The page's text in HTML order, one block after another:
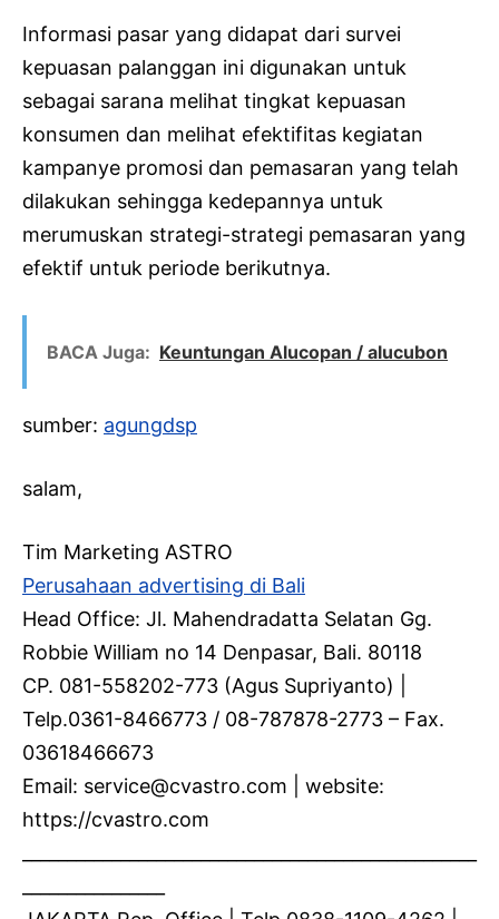
Informasi pasar yang didapat dari survei
kepuasan palanggan ini digunakan untuk
sebagai sarana melihat tingkat kepuasan
konsumen dan melihat efektifitas kegiatan
kampanye promosi dan pemasaran yang telah
dilakukan sehingga kedepannya untuk
merumuskan strategi-strategi pemasaran yang
efektif untuk periode berikutnya.
BACA Juga: Keuntungan Alucopan / alucubon
sumber: agungdsp
salam,
Tim Marketing ASTRO
Perusahaan advertising di Bali
Head Office: Jl. Mahendradatta Selatan Gg.
Robbie William no 14 Denpasar, Bali. 80118
CP. 081-558202-773 (Agus Supriyanto) |
Telp.0361-8466773 / 08-787878-2773 – Fax.
03618466673
Email: service@cvastro.com | website:
https://cvastro.com